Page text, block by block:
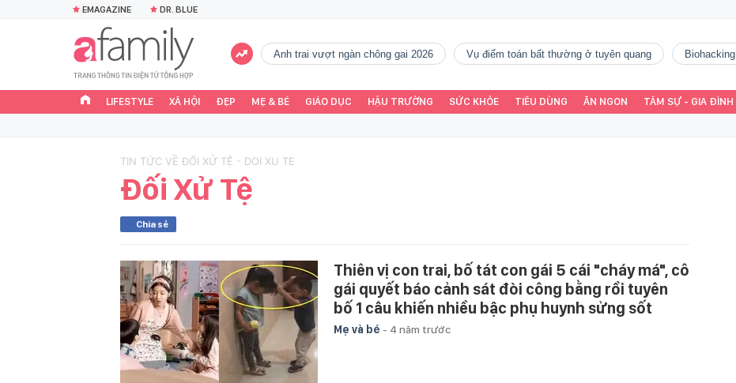
EMAGAZINE DR. BLUE
Anh trai vượt ngàn chông gai 2026 vụ điểm toán bất thường ở tuyên quang Biohacking
LIFESTYLE XÃ HỘI ĐẸP MẸ & BÉ GIÁO DỤC HẬU TRƯỜNG SỨC KHỎE TIÊU DÙNG ĂN NGON TÂM SỰ - GIA ĐÌNH
TIN TỨC VỀ ĐỐI XỬ TỆ - DOI XU TE
Đối Xử Tệ
Chia sẻ
Thiên vị con trai, bố tát con gái 5 cái "cháy má", cô
gái quyết báo cảnh sát đòi công bằng rồi tuyên
bố 1 câu khiến nhiều bậc phụ huynh sửng sốt
Mẹ và bé - 4 năm trước